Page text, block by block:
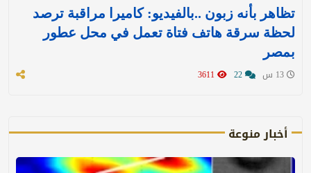
تظاهر بأنه زبون ..بالفيديو: كاميرا مراقبة ترصد
لحظة سرقة هاتف فتاة تعمل في محل عطور
بمصر
أخبار منوعة